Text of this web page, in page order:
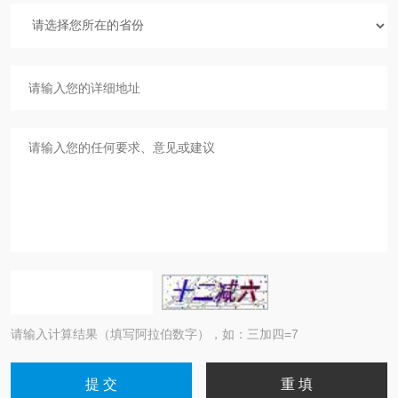
请输入计算结果（填写阿拉伯数字），如：三加四=7